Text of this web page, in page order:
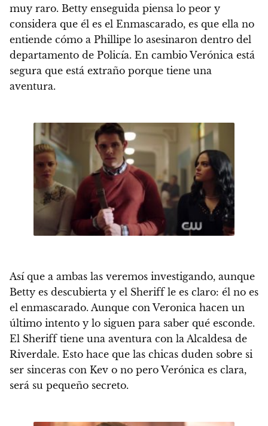
muy raro. Betty enseguida piensa lo peor y
considera que él es el Enmascarado, es que ella no
entiende cómo a Phillipe lo asesinaron dentro del
departamento de Policía. En cambio Verónica está
segura que está extraño porque tiene una
aventura.
Así que a ambas las veremos investigando, aunque
Betty es descubierta y el Sheriff le es claro: él no es
el enmascarado. Aunque con Veronica hacen un
último intento y lo siguen para saber qué esconde.
El Sheriff tiene una aventura con la Alcaldesa de
Riverdale. Esto hace que las chicas duden sobre si
ser sinceras con Kev o no pero Verónica es clara,
será su pequeño secreto.